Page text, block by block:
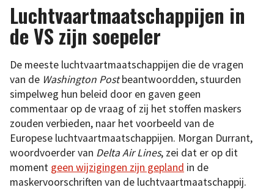
Luchtvaartmaatschappijen in
de VS zijn soepeler
De meeste luchtvaartmaatschappijen die de vragen
van de Washington Postbeantwoordden, stuurden
simpelweg hun beleid door en gaven geen
commentaar op de vraag of zij het stoffen maskers
zouden verbieden, naar het voorbeeld van de
Europese luchtvaartmaatschappijen. Morgan Durrant,
woordvoerder van Delta Air Lines, zei dat er op dit
moment geen wijzigingen zijn gepland in de
maskervoorschriften van de luchtvaartmaatschappij.